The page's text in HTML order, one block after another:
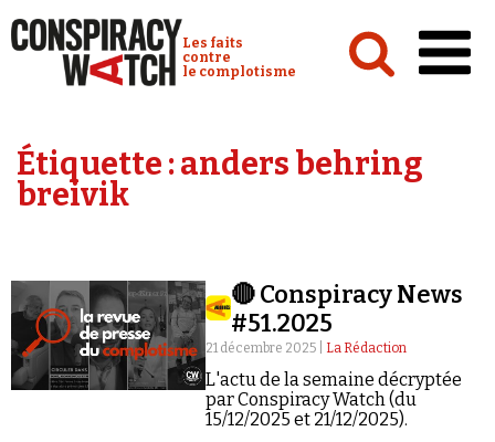
Conspiracy Watch :
Les faits
contre
le complotisme
Analyses
Émissions
Revues de presse
Étiquette :anders behring
breivik
🔴 Conspiracy News
#51.2025
21 décembre 2025 | La Rédaction
L'actu de la semaine décryptée
par Conspiracy Watch (du
15/12/2025 et 21/12/2025).